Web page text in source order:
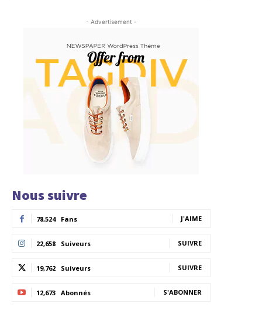
- Advertisement -
Nous suivre
78,524 Fans J'AIME
22,658 Suiveurs SUIVRE
19,762 Suiveurs SUIVRE
12,673 Abonnés S'ABONNER